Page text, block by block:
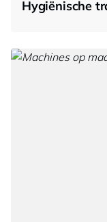
Hygiënische